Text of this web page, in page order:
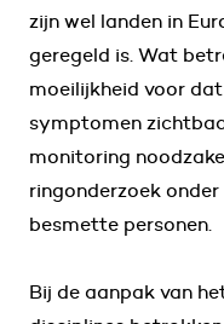
zijn wel landen in
geregeld is. Wat
moeilijkheid voor
symptomen
monitoring
ringonderzoek
besmette personen.
Bij de aanpak van